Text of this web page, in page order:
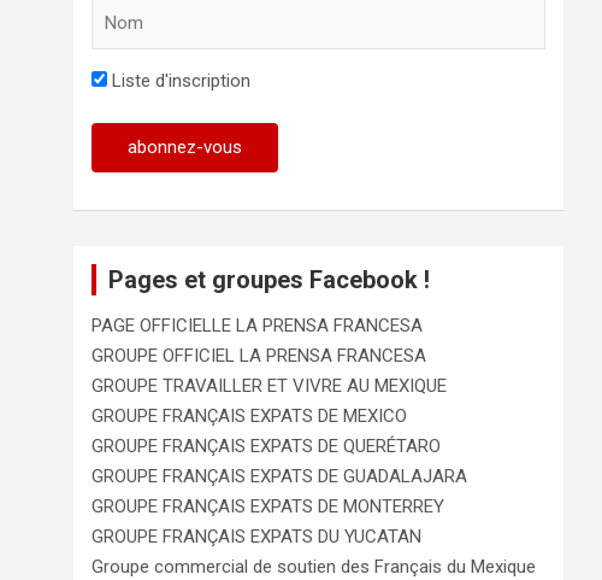
Liste d'inscription
Pages et groupes Facebook !
PAGE OFFICIELLE LA PRENSA FRANCESA
GROUPE OFFICIEL LA PRENSA FRANCESA
GROUPE TRAVAILLER ET VIVRE AU MEXIQUE
GROUPE FRANÇAIS EXPATS DE MEXICO
GROUPE FRANÇAIS EXPATS DE QUERÉTARO
GROUPE FRANÇAIS EXPATS DE GUADALAJARA
GROUPE FRANÇAIS EXPATS DE MONTERREY
GROUPE FRANÇAIS EXPATS DU YUCATAN
Groupe commercial de soutien des Français du Mexique